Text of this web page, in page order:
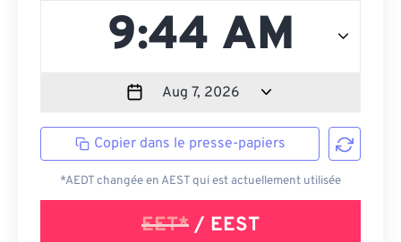
Copier dans le presse-papiers
*AEDT changée en AEST qui est actuellement utilisée
EET* / EEST